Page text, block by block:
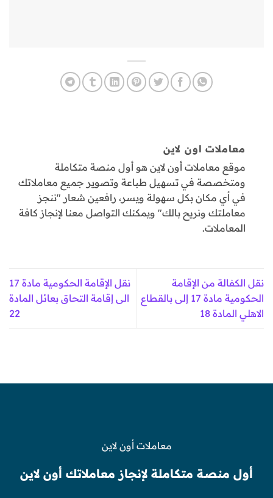
معاملات اون لاين
موقع معاملات أون لاين هو أول منصة متكاملة
ومتخصصة في تسهيل طباعة وتصوير جميع معاملاتك
في أي مكان بكل سهولة ويسر، رافعين شعار "ننجز
معاملتك ونريح بالك" ويمكنك التواصل معنا لإنجاز كافة
المعاملات.
نقل الكفالة من الإقامة
الحكومية مادة 17 إلى بالقطاع
الاهلي المادة 18
نقل الإقامة الحكومية مادة 17
الى إقامة التحاق بعائل المادة
22
معاملات أون لاين
أول منصة متكاملة لإنجاز معاملاتك أون لاين